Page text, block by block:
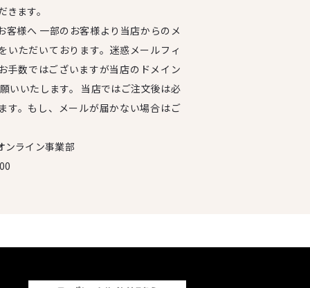
ます。
客様へ 一部のお客様より当店からのメ
いただいております。迷惑メールフィ
手数ではございますが当店のドメイン
いいたします。 当店ではご注文後は必
す。もし、メールが届かない場合はご
ンライン事業部